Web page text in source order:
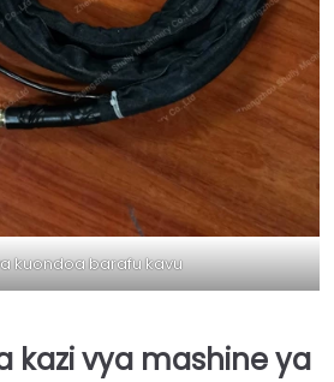
kuondoa barafu kavu
kazi vya mashine ya